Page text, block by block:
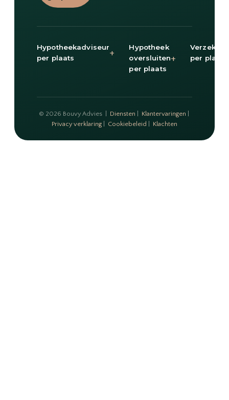
Hypotheekadviseur
per plaats
+
Hypotheek
oversluiten
per plaats
+
per plaats
© 2026 Bouvy Advies | Diensten Klantervaringen
Privacy verklaring
Cookiebeleid Klachten